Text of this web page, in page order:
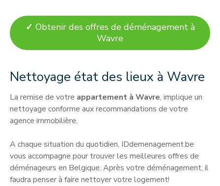
✓ Obtenir des offres de déménagement à
Wavre
Nettoyage état des lieux à Wavre
La remise de votre appartement à Wavre, implique un
nettoyage conforme aux recommandations de votre
agence immobilière.
A chaque situation du quotidien, IDdemenagement.be
vous accompagne pour trouver les meilleures offres de
déménageurs en Belgique. Après votre déménagement, il
faudra penser à faire nettoyer votre logement!